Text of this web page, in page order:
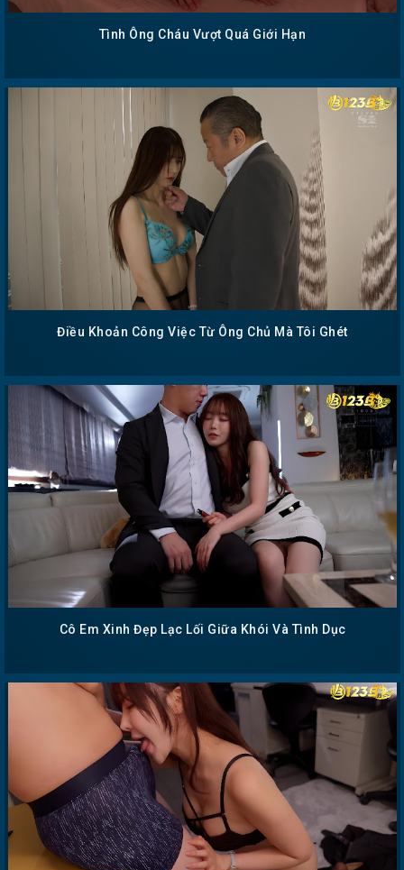
Tình Ông Cháu Vượt Quá Giới Hạn
Điều Khoản Công Việc Từ Ông Chủ Mà Tôi Ghét
Cô Em Xinh Đẹp Lạc Lối Giữa Khói Và Tình Dục